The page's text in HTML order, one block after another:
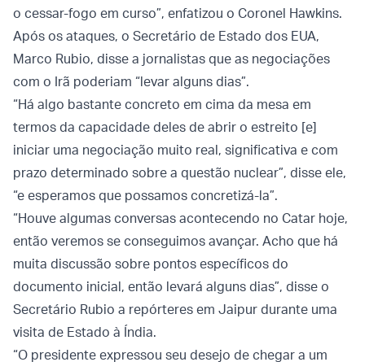
o cessar-fogo em curso”, enfatizou o Coronel Hawkins.
Após os ataques, o Secretário de Estado dos EUA,
Marco Rubio, disse a jornalistas que as negociações
com o Irã poderiam “levar alguns dias”.
“Há algo bastante concreto em cima da mesa em
termos da capacidade deles de abrir o estreito [e]
iniciar uma negociação muito real, significativa e com
prazo determinado sobre a questão nuclear”, disse ele,
“e esperamos que possamos concretizá-la”.
“Houve algumas conversas acontecendo no Catar hoje,
então veremos se conseguimos avançar. Acho que há
muita discussão sobre pontos específicos do
documento inicial, então levará alguns dias”, disse o
Secretário Rubio a repórteres em Jaipur durante uma
visita de Estado à Índia.
“O presidente expressou seu desejo de chegar a um